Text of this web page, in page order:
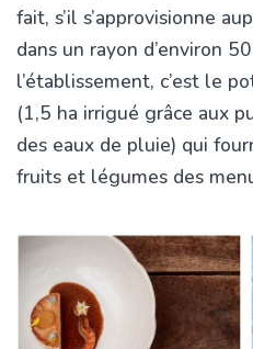
fait, s’il s’approvisionne
dans un rayon d’environ
l’établissement, c’est le
(1,5 ha irrigué grâce aux
des eaux de pluie) qui
fruits et légumes des